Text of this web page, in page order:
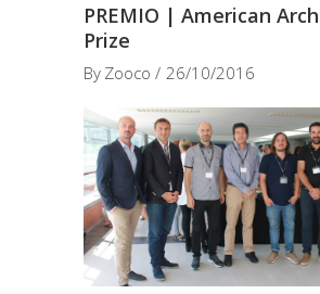
PREMIO | American
Prize
By Zooco 26/10/2016